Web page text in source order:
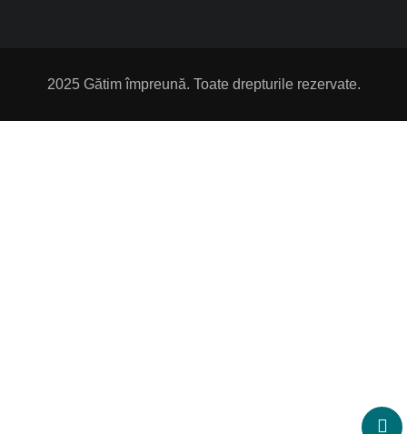
2025 Gătim împreună. Toate drepturile rezervate.